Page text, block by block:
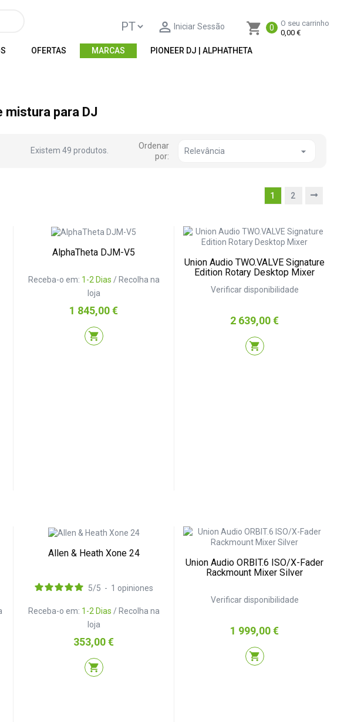
shopping_cart 0
O seu carrinho
0,00 €
 Iniciar Sessão
OFERTAS MARCAS PIONEER DJ | ALPHATHETA
mistura para DJ
Existem 49 produtos.
Ordenar
por:
Relevância 
1 2
AlphaTheta DJM-V5
Receba-o em: 1-2 Dias / Recolha na
loja
Preço
1 845,00 €
shopping_cart
Union Audio TWO.VALVE Signature
Edition Rotary Desktop Mixer
Verificar disponibilidade
Preço
2 639,00 €
shopping_cart
Allen & Heath Xone 24
Receba-o em: 1-2 Dias / Recolha na
loja
5/5 - 1 opiniones
Preço
353,00 €
shopping_cart
Union Audio ORBIT.6 ISO/X-Fader
Rackmount Mixer Silver
Verificar disponibilidade
Preço
1 999,00 €
shopping_cart